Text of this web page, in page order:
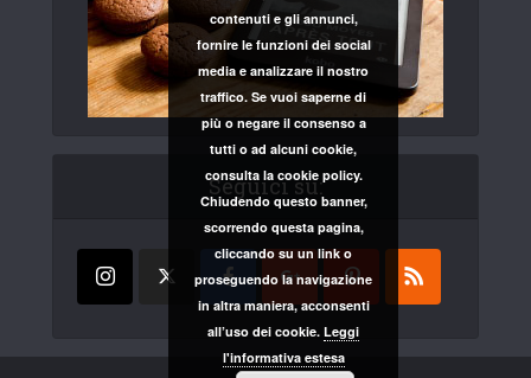
Seguici su:
contenuti e gli annunci,
fornire le funzioni dei social
media e analizzare il nostro
traffico. Se vuoi saperne di
più o negare il consenso a
tutti o ad alcuni cookie,
consulta la cookie policy.
Chiudendo questo banner,
scorrendo questa pagina,
cliccando su un link o
proseguendo la navigazione
in altra maniera, acconsenti
all’uso dei cookie. Leggi
l'informativa estesa